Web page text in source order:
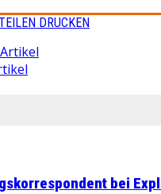
DRUCKEN
bei